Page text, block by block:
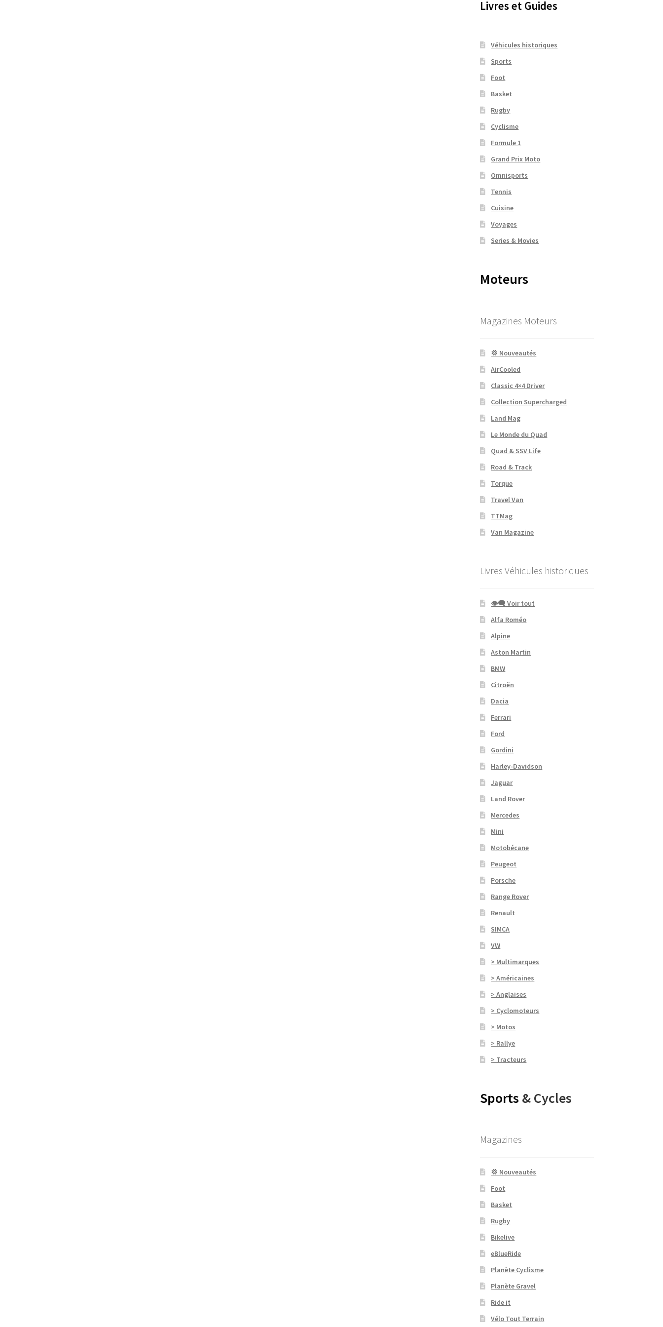
Livres et Guides
Véhicules historiques
Sports
Foot
Basket
Rugby
Cyclisme
Formule 1
Grand Prix Moto
Omnisports
Tennis
Cuisine
Voyages
Series & Movies
Moteurs
Magazines Moteurs
💢 Nouveautés
AirCooled
Classic 4×4 Driver
Collection Supercharged
Land Mag
Le Monde du Quad
Quad & SSV Life
Road & Track
Torque
Travel Van
TTMag
Van Magazine
Livres Véhicules historiques
👁‍🗨 Voir tout
Alfa Roméo
Alpine
Aston Martin
BMW
Citroën
Dacia
Ferrari
Ford
Gordini
Harley-Davidson
Jaguar
Land Rover
Mercedes
Mini
Motobécane
Peugeot
Porsche
Range Rover
Renault
SIMCA
VW
> Multimarques
> Américaines
> Anglaises
> Cyclomoteurs
> Motos
> Rallye
> Tracteurs
Sports & Cycles
Magazines
💢 Nouveautés
Foot
Basket
Rugby
Bikelive
eBlueRide
Planète Cyclisme
Planète Gravel
Ride it
Vélo Tout Terrain